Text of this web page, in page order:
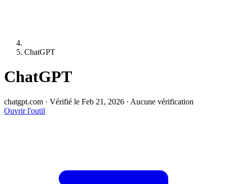
ChatGPT
ChatGPT
chatgpt.com · Vérifié le Feb 21, 2026 · Aucune vérification
Ouvrir l'outil